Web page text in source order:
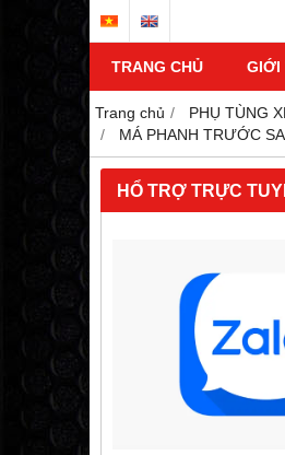
TRANG CHỦ GIỚI
Trang chủ PHỤ TÙNG
MÁ PHANH TRƯỚC
HỔ TRỢ TRỰC